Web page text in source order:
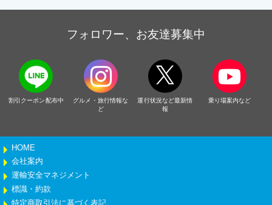
フォロワー、お友達募集中
割引クーポン配布中
グルメ・旅行情報な
ど
運行状況など最新情
報
乗り場案内など
HOME
会社案内
運輸安全マネジメント
標識・約款